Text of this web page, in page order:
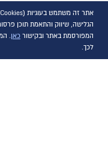
שעות
א' -
ה :
הגלישה, שיווק והתאמת תוכן
המפורסמת באתר ובקישור כאן.
לכך.